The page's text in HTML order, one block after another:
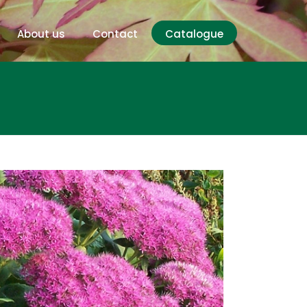
About us Contact Catalogue